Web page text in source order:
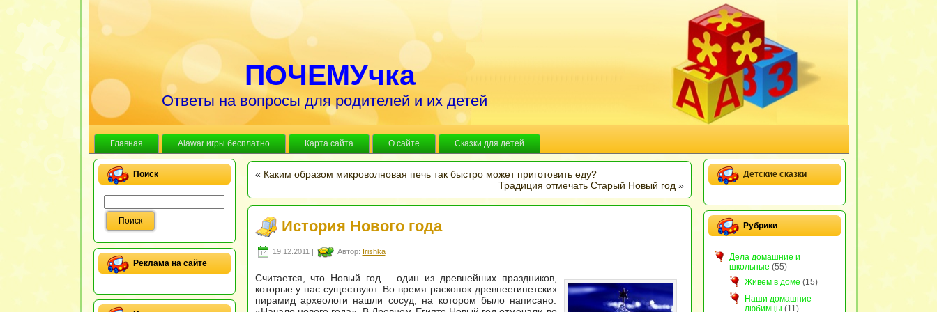
ПОЧЕМУчка
Ответы на вопросы для родителей и их детей
Главная Alawar игры бесплатно Карта сайта О сайте Сказки для детей
Поиск
Реклама на сайте
« Каким образом микроволновая печь так быстро может приготовить еду?
Традиция отмечать Старый Новый год »
История Нового года
19.12.2011 | Автор: Irishka
Считается, что Новый год – один из древнейших праздников,
которые у нас существуют. Во время раскопок древнеегипетских
пирамид археологи нашли сосуд, на котором было написано:
Детские сказки
Рубрики
Дела домашние и
школьные (55)
Живем в доме (15)
Наши домашние
любимцы (11)